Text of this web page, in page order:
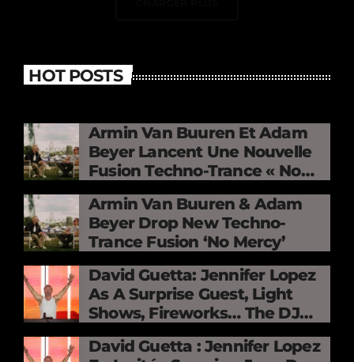
HOT POSTS
Armin Van Buuren Et Adam
Beyer Lancent Une Nouvelle
Fusion Techno-Trance « No
Mercy »
Armin Van Buuren & Adam
Beyer Drop New Techno-
Trance Fusion ‘No Mercy’
David Guetta: Jennifer Lopez
As A Surprise Guest, Light
Shows, Fireworks… The DJ
Electrifies The Stade De
France
David Guetta : Jennifer Lopez